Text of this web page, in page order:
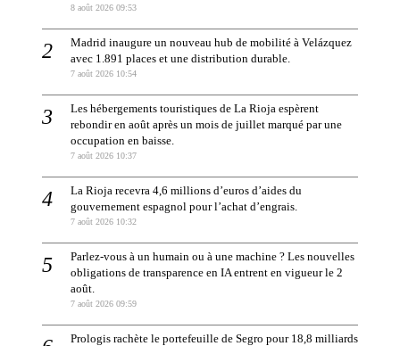
8 août 2026 09:53
Madrid inaugure un nouveau hub de mobilité à Velázquez
avec 1.891 places et une distribution durable.
7 août 2026 10:54
Les hébergements touristiques de La Rioja espèrent
rebondir en août après un mois de juillet marqué par une
occupation en baisse.
7 août 2026 10:37
La Rioja recevra 4,6 millions d’euros d’aides du
gouvernement espagnol pour l’achat d’engrais.
7 août 2026 10:32
Parlez-vous à un humain ou à une machine ? Les nouvelles
obligations de transparence en IA entrent en vigueur le 2
août.
7 août 2026 09:59
Prologis rachète le portefeuille de Segro pour 18,8 milliards